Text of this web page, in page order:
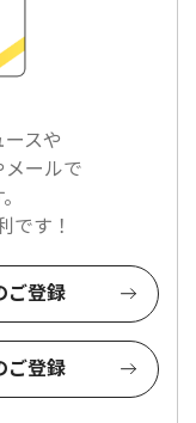
スや
メールで
です！
ご登録
ご登録